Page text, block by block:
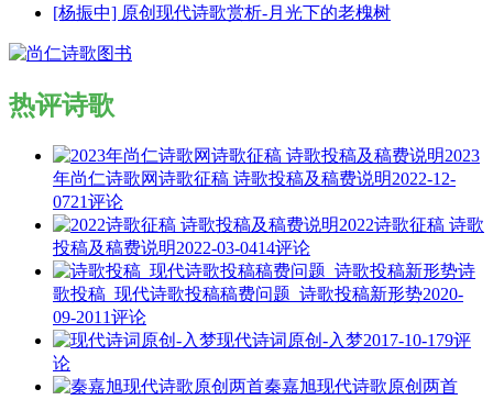
[杨振中] 原创现代诗歌赏析-月光下的老槐树
热评诗歌
2023
年尚仁诗歌网诗歌征稿 诗歌投稿及稿费说明2022-12-
0721评论
2022诗歌征稿 诗歌
投稿及稿费说明2022-03-0414评论
诗
歌投稿_现代诗歌投稿稿费问题_诗歌投稿新形势2020-
09-2011评论
现代诗词原创-入梦2017-10-179评
论
秦嘉旭现代诗歌原创两首